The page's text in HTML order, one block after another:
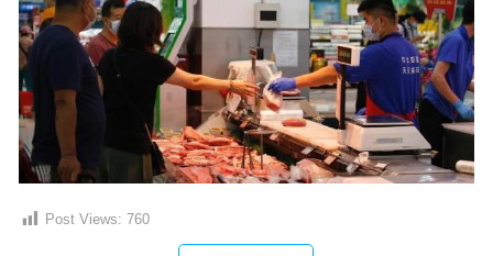
Post Views: 760